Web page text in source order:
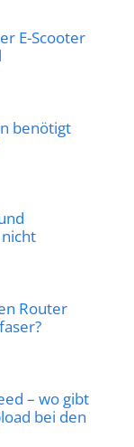
E-Scooter
benötigt
Router
– wo gibt
bei den